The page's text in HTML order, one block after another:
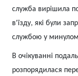
служба вирішила
в'їзду, які були
службою у
В очікуванні
розпорядилася